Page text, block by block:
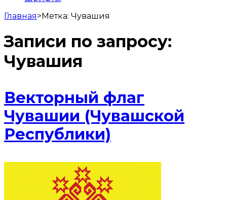
Главная>Метка: Чувашия
Записи по запросу:
Чувашия
Векторный флаг
Чувашии (Чувашской
Республики)